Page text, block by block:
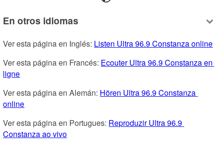
En otros idiomas
Ver esta página en Inglés: Listen Ultra 96.9 Constanza online
Ver esta página en Francés: Ecouter Ultra 96.9 Constanza en
ligne
Ver esta página en Alemán: Hören Ultra 96.9 Constanza
online
Ver esta página en Portugues: Reproduzir Ultra 96.9
Constanza ao vivo